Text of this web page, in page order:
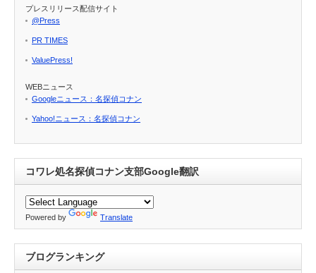
プレスリリース配信サイト
@Press
PR TIMES
ValuePress!
WEBニュース
Googleニュース：名探偵コナン
Yahoo!ニュース：名探偵コナン
コワレ処名探偵コナン支部Google翻訳
Powered by Translate
ブログランキング